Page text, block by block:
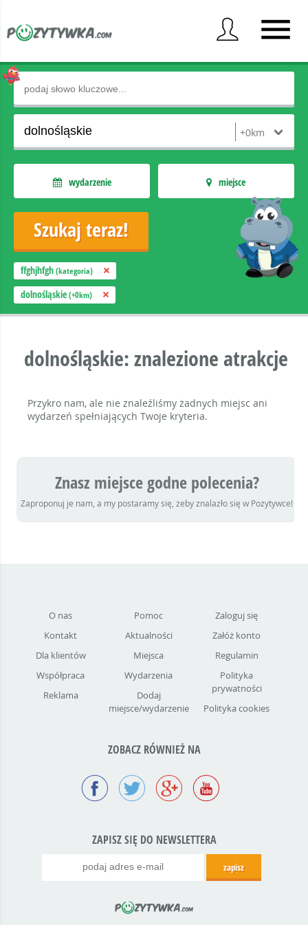
wydarzenie miejsce
ffghjhfgh (kategoria)
dolnośląskie (+0km)
dolnośląskie: znalezione atrakcje
Przykro nam, ale nie znaleźliśmy żadnych miejsc ani
wydarzeń spełniających Twoje kryteria.
Znasz miejsce godne polecenia?
Zaproponuj je nam, a my postaramy się, żeby znalazło się w Pozytywce!
O nas
Kontakt
Dla klientów
Współpraca
Reklama
Pomoc
Aktualności
Miejsca
Wydarzenia
Dodaj
miejsce/wydarzenie
Zaloguj się
Załóż konto
Regulamin
Polityka
prywatności
Polityka cookies
ZOBACZ RÓWNIEŻ NA
ZAPISZ SIĘ DO NEWSLETTERA